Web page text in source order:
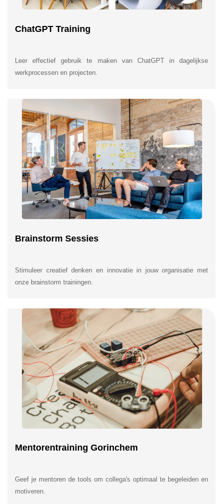
ChatGPT Training
Leer effectief gebruik te maken van ChatGPT in dagelijkse
werkprocessen en projecten.
Brainstorm Sessies
Stimuleer creatief denken en innovatie in jouw organisatie met
onze brainstorm trainingen.
Mentorentraining Gorinchem
Geef je mentoren de tools om collega's optimaal te begeleiden en
motiveren.